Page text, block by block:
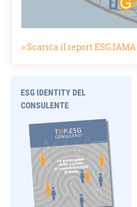
» Scarica il report ESG.IAMA
ESG IDENTITY DEL
CONSULENTE